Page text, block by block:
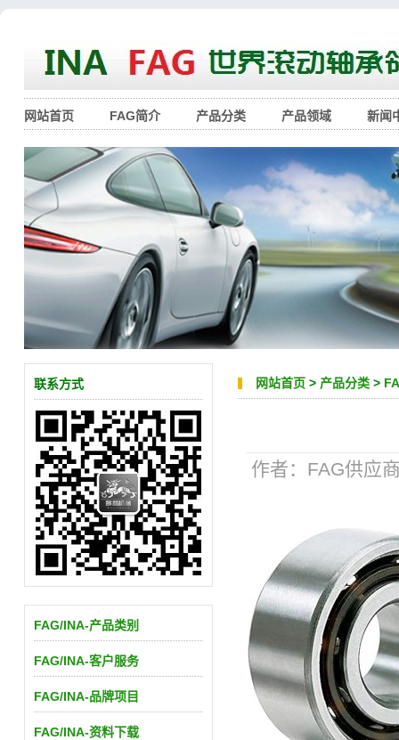
网站首页 FAG简介 产品分类 产品领域 新闻
网站首页 > 产品分类 >
作者：FAG供应
联系方式
FAG/INA-产品类别
FAG/INA-客户服务
FAG/INA-品牌项目
FAG/INA-资料下载